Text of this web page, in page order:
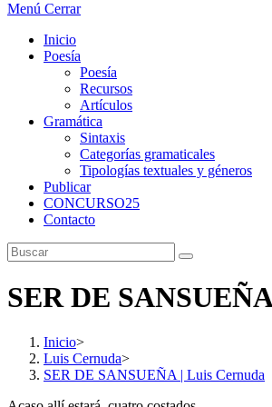
Menú Cerrar
Inicio
Poesía
Poesía
Recursos
Artículos
Gramática
Sintaxis
Categorías gramaticales
Tipologías textuales y géneros
Publicar
CONCURSO25
Contacto
SER DE
Inicio>
Luis Cernuda>
SER DE SANSUEÑA | Luis Cernuda